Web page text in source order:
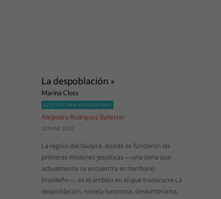
La despoblación »
Marina Closs
LITERATURA ARGENTINA
Alejandra Rodríguez Ballester
23 MAR, 2023
La región del Guayrá, donde se fundaron las
primeras misiones jesuíticas —una zona que
actualmente se encuentra en territorio
brasileño—, es el ámbito en el que transcurre La
despoblación, novela luminosa, deslumbrante,